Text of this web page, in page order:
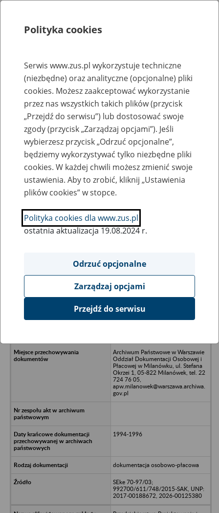
Rejestry, ewidencje i archiwa
Baza zlikwidowanych lub
przekształconych zakładów pracy
Nazwa zakładu pracy:
SZUKAJ
Ukryj wszystkie pozycje bazy
Solid Security, Agencja Ochrony
Archiwum Państwowe w Warszawie
Oddział Dokumentacji Osobowej i
Płacowej w Milanówku, ul. Stefana
Okrzei 1, 05-822 Milanówek, tel. 22
724 76 05,
apw.milanowek@warszawa.archiwa.
gov.pl
1994-1996
dokumentacja osobowo-płacowa
SEke 70-97/03;
992700/611/748/2015-SAK, UNP:
2017-00188672, 2026-00125380
Polityka cookies
Serwis www.zus.pl wykorzystuje techniczne
(niezbędne) oraz analityczne (opcjonalne) pliki
cookies. Możesz zaakceptować wykorzystanie
przez nas wszystkich takich plików (przycisk
„Przejdź do serwisu”) lub dostosować swoje
zgody (przycisk „Zarządzaj opcjami”). Jeśli
wybierzesz przycisk „Odrzuć opcjonalne”,
będziemy wykorzystywać tylko niezbędne pliki
cookies. W każdej chwili możesz zmienić swoje
ustawienia. Aby to zrobić, kliknij „Ustawienia
plików cookies” w stopce.
Polityka cookies dla www.zus.pl
ostatnia aktualizacja 19.08.2024 r.
Odrzuć opcjonalne
Zarządzaj opcjami
Przejdź do serwisu